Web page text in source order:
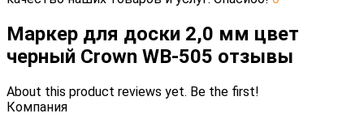
Маркер для доски 2,0 мм цвет
черный Crown WB-505 отзывы
About this product reviews yet. Be the first!
Компания